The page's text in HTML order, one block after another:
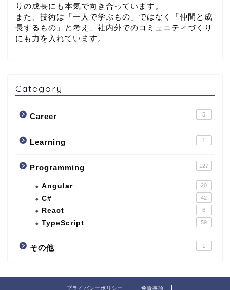
りの成長にも本気で向き合っています。
また、技術は「一人で学ぶもの」ではなく「仲間と成
長するもの」と考え、社内外でのコミュニティづくり
にも力を入れています。
Category
Career 5
Learning 1
Programming 127
Angular 20
C# 42
React 6
TypeScript 59
その他 1
プライバシーポリシー 免責事項